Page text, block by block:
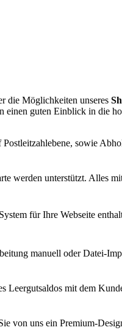
die Möglichkeiten unseres
guten Einblick in die
sowie
werden unterstützt. Alles
für Ihre Webseite
manuell oder Datei-
Leergutsaldos mit dem
von uns ein Premium-